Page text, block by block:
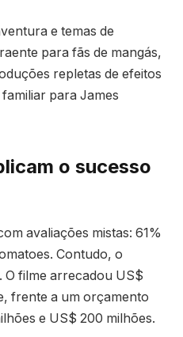
e temas de
para fãs de mangás,
repletas de efeitos
para James
o sucesso
avaliações mistas: 61%
Contudo, o
O filme arrecadou US$
frente a um orçamento
e US$ 200 milhões.